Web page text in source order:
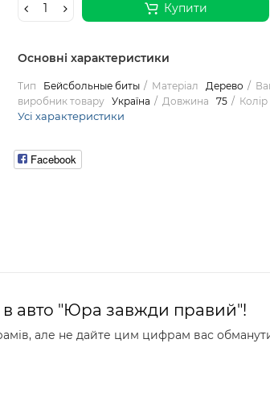
Купити
Основні характеристики
Тип Бейсбольные биты Матеріал Дерево
виробник товару
Україна Довжина 75 Колір
Усі характеристики
Facebook
в авто "Юра завжди правий"!
але не дайте цим цифрам вас